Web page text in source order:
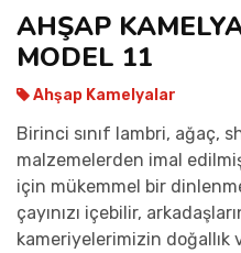
AHŞAP
MODEL 11
Ahşap Kamelyalar
Birinci sınıf lambri, ağaç,
malzemelerden imal
için mükemmel bir
çayınızı içebilir,
kameriyelerimizin doğallık